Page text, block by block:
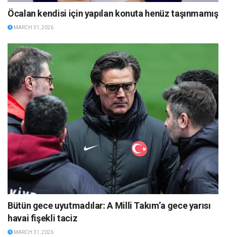
Öcalan kendisi için yapılan konuta henüz taşınmamış
MARCH 31, 2026
Bütün gece uyutmadılar: A Milli Takım’a gece yarısı
havai fişekli taciz
MARCH 31, 2026